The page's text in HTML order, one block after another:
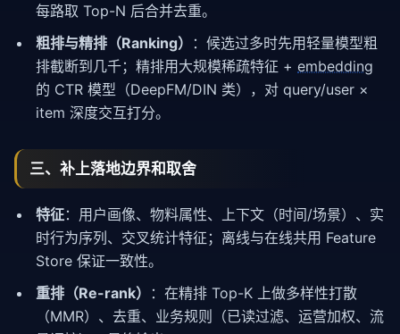
每路取 Top-N 后合并去重。
粗排与精排（Ranking）
：候选过多时先用轻量模型粗
排截断到几千；精排用大规模稀疏特征 + embedding
的 CTR 模型（DeepFM/DIN 类），对 query/user ×
item 深度交互打分。
三、补上落地边界和取舍
特征：用户画像、物料属性、上下文（时间/场景）、实
时行为序列、交叉统计特征；离线与在线共用 Feature
Store 保证一致性。
重排（Re-rank）
：在精排 Top-K 上做多样性打散
（MMR）、去重、业务规则（已读过滤、运营加权、流